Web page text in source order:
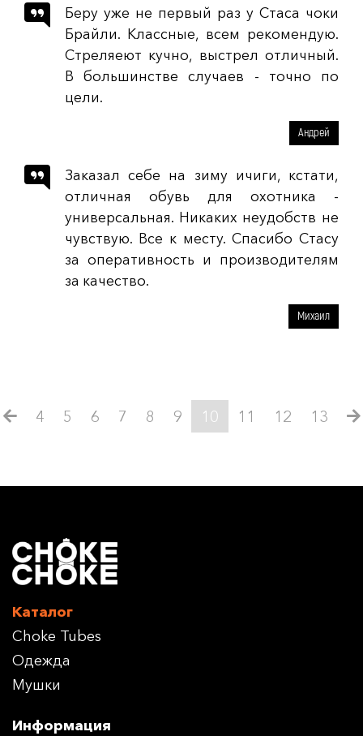
Беру уже не первый раз у Стаса чоки
Брайли. Классные, всем рекомендую.
Стреляеют кучно, выстрел отличный.
В большинстве случаев - точно по
цели.
Андрей
Заказал себе на зиму ичиги, кстати,
отличная обувь для охотника -
универсальная. Никаких неудобств не
чувствую. Все к месту. Спасибо Стасу
за оперативность и производителям
за качество.
Михаил
4 5 6 7 8 9 10 11 12 13
Каталог
Choke Tubes
Одежда
Мушки
Информация